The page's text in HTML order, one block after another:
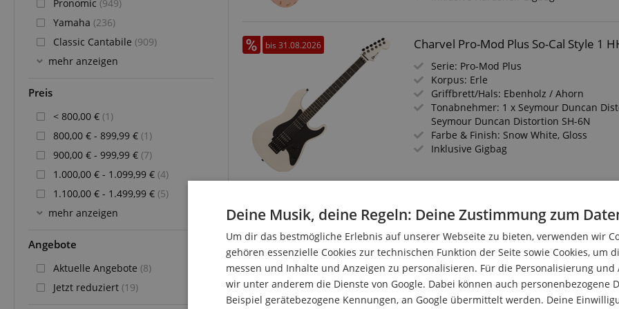
Pronomic (949)
Yamaha (236)
Classic Cantabile (909)
mehr anzeigen
Preis
< 800,00 € (1)
800,00 € - 899,99 € (1)
900,00 € - 999,99 € (7)
1.000,00 € - 1.099,99 € (4)
1.100,00 € - 1.499,99 € (5)
mehr anzeigen
Angebote
Aktuelle Angebote (8)
Jetzt reduziert (19)
bis 31.08.2026 Charvel Pro-Mod Plus So-Cal Style 1
Serie: Pro-Mod Plus
Korpus: Erle
Griffbrett/Hals: Ebenholz / Ahorn
Tonabnehmer: 1 x Seymour Duncan
Seymour Duncan Distortion SH-6N
Farbe & Finish: Snow White, Gloss
Inklusive Gigbag
Charvel Pro-Mod Plus So-Cal Style 1
Serie: Pro-Mod Plus
Korpus: Erle
Griffbrett/Hals: Palisander / Ahorn
Tonabnehmer: 1 x Seymour Duncan
Seymour Duncan Distortion SH-6N
Farbe & Finish: Snow White, Hand-
Deine Musik, deine Regeln: Deine Zustimmung zum
Um dir das bestmögliche Erlebnis auf unserer Webseite zu bieten, verwenden wir
gehören essenzielle Cookies zur technischen Funktion der Seite sowie Cookies, um
messen und Inhalte und Anzeigen zu personalisieren. Für die Personalisierung und
wir unter anderem die Dienste von Google. Dabei können auch personenbezogene
Beispiel gerätebezogene Kennungen, an Google übermittelt werden. Deine